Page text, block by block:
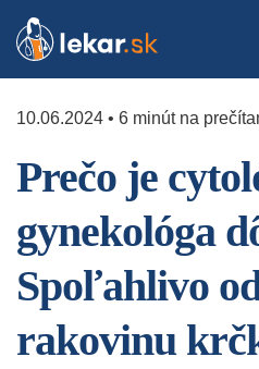
10.06.2024 • 6 minút na
Prečo je
gynekológa
Spoľahlivo
rakovinu